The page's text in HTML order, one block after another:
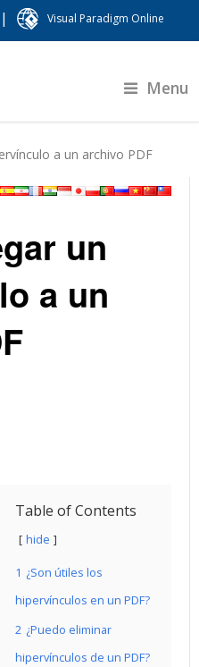
| Visual Paradigm Online
Menu
a un archivo PDF
un
a un
Table of Contents
hide
1 ¿Son útiles los
hipervínculos en un PDF?
2 ¿Puedo eliminar
hipervínculos de un PDF?